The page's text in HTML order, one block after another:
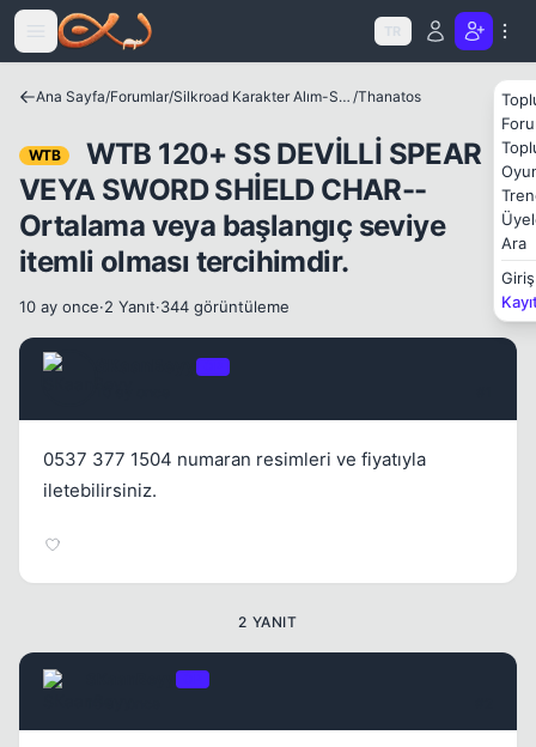
Icerige atla
TR
Ara
Giriş
Ana Sayfa/Forumlar/ Silkroad Karakter Alım-Satımları /Thanatos
WTB
WTB 120+ SS DEVİLLİ SPEAR
VEYA SWORD SHİELD CHAR--
Ortalama veya başlangıç seviye
itemli olması tercihimdir.
10 ay once·2 Yanıt·344 görüntüleme
0537 377 1504 numaran resimleri ve fiyatıyla
iletebilirsiniz.
2 YANIT
Kapat